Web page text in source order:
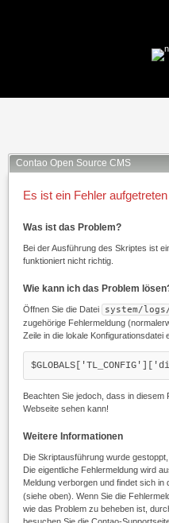
Contao Open Source CMS
Es ist ein Fehler aufgetreten
Was ist das Problem?
Bei der Ausführung des Skriptes ist
funktioniert nicht richtig.
Wie kann ich das Problem
Öffnen Sie die Datei system/
zugehörige Fehlermeldung
Zeile in die lokale Konfigurationsdatei
Beachten Sie jedoch, dass in diesem
Webseite sehen kann!
Weitere Informationen
Die Skriptausführung wurde
Die eigentliche Fehlermeldung wird
Meldung verborgen und findet sich in
(siehe oben). Wenn Sie die
wie das Problem zu beheben ist,